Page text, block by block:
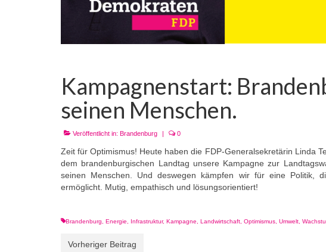
Kampagnenstart:
seinen Menschen.
Veröffentlicht in: Brandenburg | 0
Zeit für Optimismus! Heute haben die FDP-Generalsekretärin Linda
dem brandenburgischen Landtag unsere Kampagne zur
seinen Menschen. Und deswegen kämpfen wir für eine Politik,
ermöglicht. Mutig, empathisch und lösungsorientiert!
Brandenburg Energie Infrastruktur, Kampagne Landwirtschaft Optimismus Umwelt
Vorheriger Beitrag